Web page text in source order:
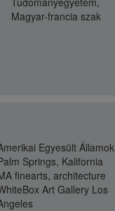
Magyar-francia szak
Egyesült Államok
Springs, Kalifornia
finearts, architecture
Art Gallery Los